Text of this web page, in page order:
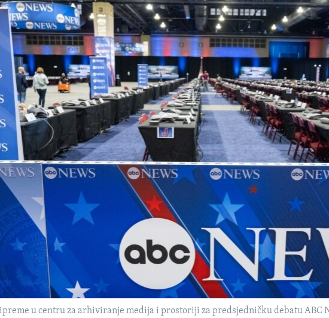
u centru za arhiviranje medija i prostoriji za predsjedničku debatu ABC